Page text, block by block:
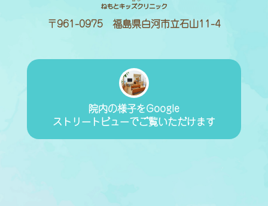
〒961-0975 福島県白河市立石山11-4
院内の様子をGoogle
ストリートビューでご覧いただけます